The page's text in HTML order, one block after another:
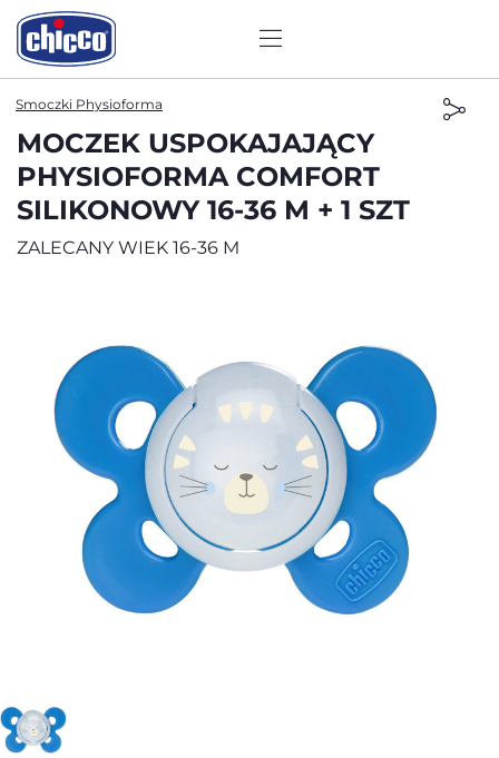
Smoczki Physioforma
MOCZEK USPOKAJAJĄCY
PHYSIOFORMA COMFORT
SILIKONOWY 16-36 M + 1 SZT
ZALECANY WIEK 16-36 M